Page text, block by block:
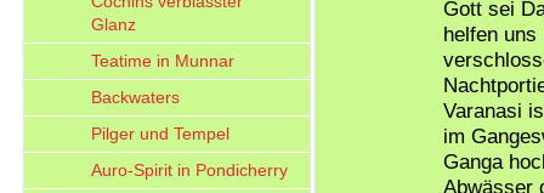
Glanz
Teatime in Munnar
Backwaters
Pilger und Tempel
Auro-Spirit in Pondicherry
Gott sei
helfen
Varanasi
im
Ganga
Abwässer